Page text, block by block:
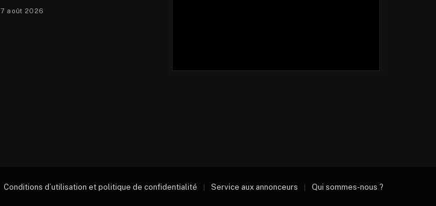
7 août 2026
Conditions d’utilisation et politique de confidentialité Service aux annonceurs Qui sommes-nous ?